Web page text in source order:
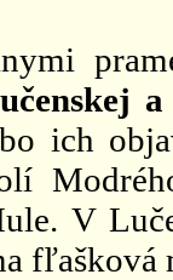
ich
V
fľašková